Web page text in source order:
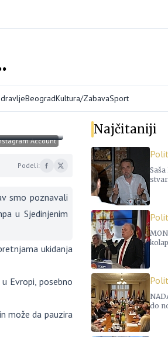
BeogradKultura/ZabavaSport
Account
Podeli:
smo poznavali
u Sjedinjenim
ukidanja
Evropi, posebno
može da pauzira
Najčitaniji
do